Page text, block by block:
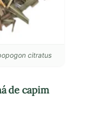
citratus
de capim